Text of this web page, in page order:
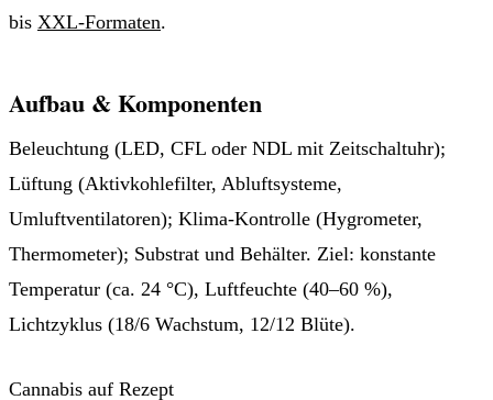
bis XXL-Formaten.
Aufbau & Komponenten
Beleuchtung (LED, CFL oder NDL mit Zeitschaltuhr);
Lüftung (Aktivkohlefilter, Abluftsysteme,
Umluftventilatoren); Klima-Kontrolle (Hygrometer,
Thermometer); Substrat und Behälter. Ziel: konstante
Temperatur (ca. 24 °C), Luftfeuchte (40–60 %),
Lichtzyklus (18/6 Wachstum, 12/12 Blüte).
Cannabis auf Rezept